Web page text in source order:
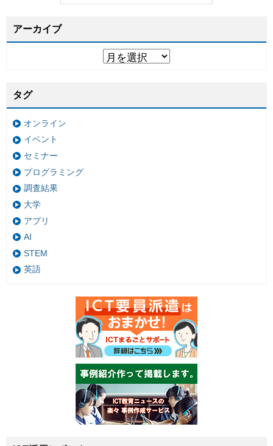
アーカイブ
タグ
オンライン
イベント
セミナー
プログラミング
調査結果
大学
アプリ
AI
STEM
英語